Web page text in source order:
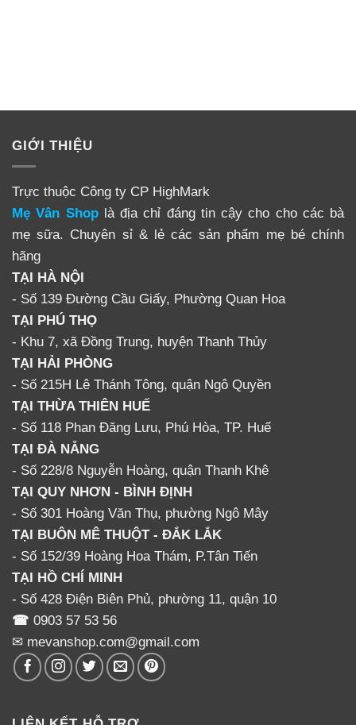
GIỚI THIỆU
Trực thuộc Công ty CP HighMark
Mẹ Vân Shoplà địa chỉ đáng tin cậy cho cho các bà
mẹ sữa. Chuyên sỉ & lẻ các sản phẩm mẹ bé chính
hãng
TẠI HÀ NỘI
- Số 139 Đường Cầu Giấy, Phường Quan Hoa
TẠI PHÚ THỌ
- Khu 7, xã Đồng Trung, huyện Thanh Thủy
TẠI HẢI PHÒNG
- Số 215H Lê Thánh Tông, quận Ngô Quyền
TẠI THỪA THIÊN HUẾ
- Số 118 Phan Đăng Lưu, Phú Hòa, TP. Huế
TẠI ĐÀ NẴNG
- Số 228/8 Nguyễn Hoàng, quận Thanh Khê
TẠI QUY NHƠN - BÌNH ĐỊNH
- Số 301 Hoàng Văn Thụ, phường Ngô Mây
TẠI BUÔN MÊ THUỘT - ĐẮK LẮK
- Số 152/39 Hoàng Hoa Thám, P.Tân Tiến
TẠI HỒ CHÍ MINH
- Số 428 Điện Biên Phủ, phường 11, quận 10
☎ 0903 57 53 56
✉ mevanshop.com@gmail.com